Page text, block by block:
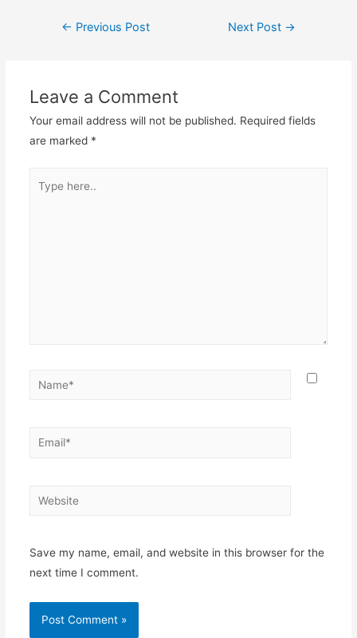
Post
← Previous Post Next Post →
Leave a Comment
Your email address will not be published. Required fields
are marked *
here..
Name*
Email*
Website
Save my name, email, and website in this browser for the
next time I comment.